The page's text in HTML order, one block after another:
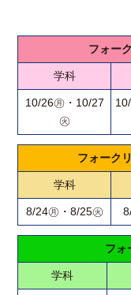
フォー
学科
10/26㊊・10/27
㊋
フォーク
学科
8/24㊊・8/25㊋
フ
学科